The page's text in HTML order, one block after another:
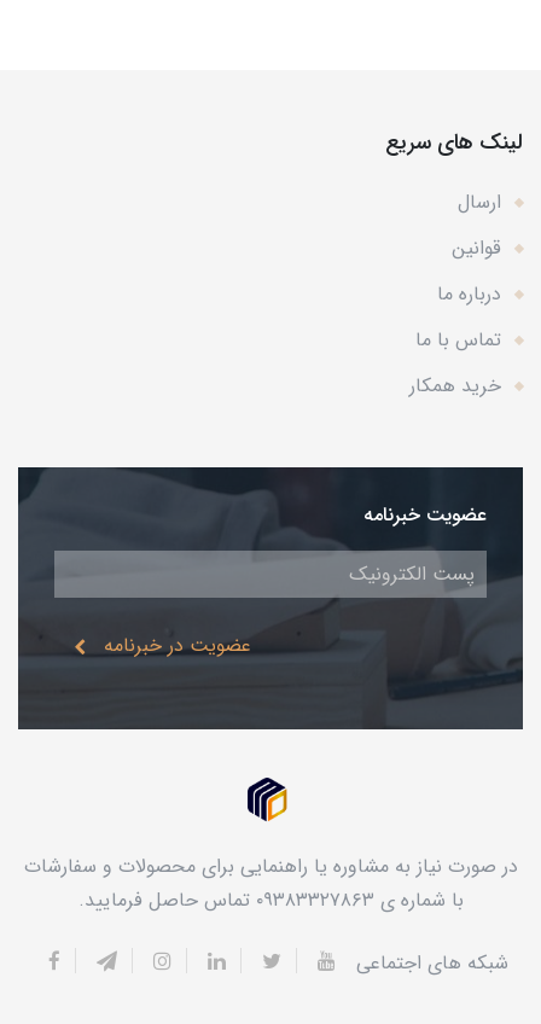
لینک های سریع
ارسال
قوانین
درباره ما
تماس با ما
خرید همکار
عضویت خبرنامه
عضویت در خبرنامه
در صورت نیاز به مشاوره یا راهنمایی برای محصولات و سفارشات
با شماره ی ۰۹۳۸۳۳۲۷۸۶۳ تماس حاصل فرمایید.
شبکه های اجتماعی